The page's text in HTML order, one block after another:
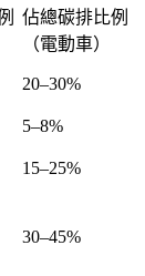
佔總碳排比例
（電動車）
20–30%
5–8%
15–25%
30–45%